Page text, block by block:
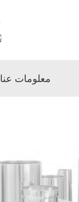
معلومات عنا